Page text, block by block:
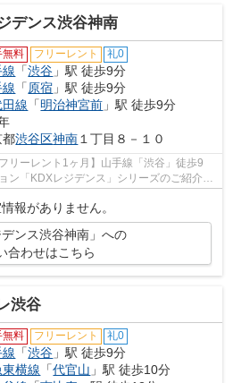
デンス渋谷神南
無料 フリーレント 礼0
線 「渋谷 」駅 徒歩9分
線 「 原宿 」駅 徒歩9分
線 「明治神宮前 」駅 徒歩9分
都渋谷区神南 １丁目８－１０
リーレント1ヶ月】山手線「渋谷」徒歩9
ン「KDXレジデンス」シリーズのご紹介で
報がありません。
デンス渋谷神南」への
合わせはこちら
渋谷
無料 フリーレント 礼0
線 「渋谷 」駅 徒歩9分
横線 「代官山 」駅 徒歩10分